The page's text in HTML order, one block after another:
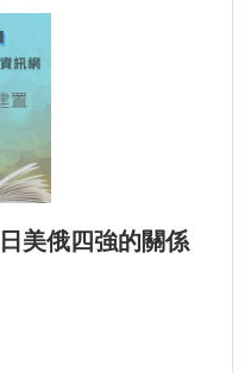
美俄四強的關係